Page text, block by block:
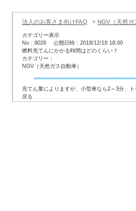
法人のお客さま向けFAQ > NGV（天然ガ
カテゴリー表示
No : 9026
公開日時 : 2018/12/18 18:00
燃料充てんにかかる時間はどのくらい？
カテゴリー：
NGV（天然ガス自動車）
充てん量によりますが、小型車なら2～3分、
戻る